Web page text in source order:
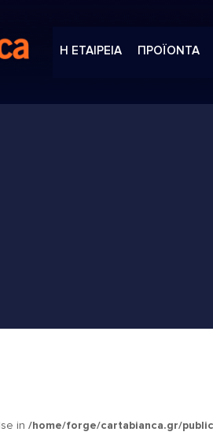
Η ΕΤΑΙΡΕΙΑ ΠΡΟΪΟΝΤΑ
in /home/forge/cartabianca.gr/